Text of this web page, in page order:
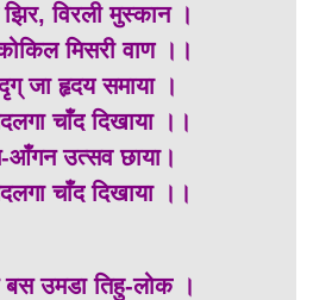
विरली मुस्कान ।
मिसरी वाण ।।
जा हृदय समाया ।
चाँद दिखाया ।।
उत्सव छाया।
चाँद दिखाया ।।
बस उमडा तिहु-लोक ।